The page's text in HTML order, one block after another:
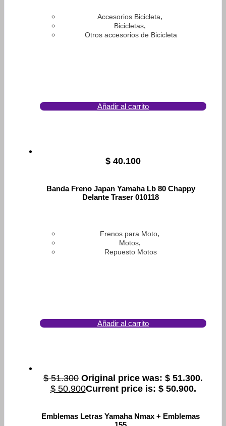
Accesorios Bicicleta,
Bicicletas,
Otros accesorios de Bicicleta
Añadir al carrito
$ 40.100
Banda Freno Japan Yamaha Lb 80 Chappy
Delante Traser 010118
Frenos para Moto,
Motos,
Repuesto Motos
Añadir al carrito
$51.300 Original price was: $ 51.300.
$50.900Current price is: $ 50.900.
Emblemas Letras Yamaha Nmax + Emblemas